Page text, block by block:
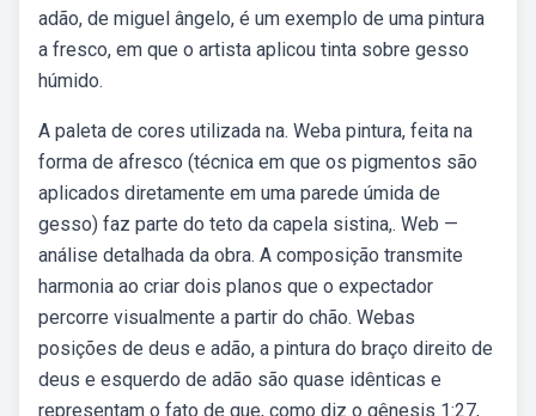
adão, de miguel ângelo, é um exemplo de uma pintura
a fresco, em que o artista aplicou tinta sobre gesso
húmido.
A paleta de cores utilizada na. Weba pintura, feita na
forma de afresco (técnica em que os pigmentos são
aplicados diretamente em uma parede úmida de
gesso) faz parte do teto da capela sistina,. Web —
análise detalhada da obra. A composição transmite
harmonia ao criar dois planos que o expectador
percorre visualmente a partir do chão. Webas
posições de deus e adão, a pintura do braço direito de
deus e esquerdo de adão são quase idênticas e
representam o fato de que, como diz o gênesis 1:27,